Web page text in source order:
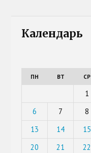
Календарь
ПН ВТ СР
1
6
7 8
13
14 15
20
21 22